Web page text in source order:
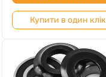
Купити в один клік